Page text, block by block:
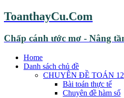
ToanthayCu.Com
Chấp cánh ước mơ - Nâng
Home
Danh sách chủ đề
CHUYÊN ĐỀ TOÁN 12
Bài toán thực tế
Chuyên đề hàm số